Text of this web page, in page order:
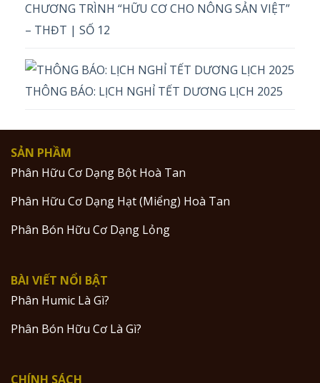
CHƯƠNG TRÌNH “HỮU CƠ CHO NÔNG SẢN VIỆT”
– THĐT | SỐ 12
THÔNG BÁO: LỊCH NGHỈ TẾT DƯƠNG LỊCH 2025
SẢN PHẦM
Phân Hữu Cơ Dạng Bột Hoà Tan
Phân Hữu Cơ Dạng Hạt (Miểng) Hoà Tan
Phân Bón Hữu Cơ Dạng Lỏng
BÀI VIẾT NỔI BẬT
Phân Humic Là Gì?
Phân Bón Hữu Cơ Là Gì?
CHÍNH SÁCH